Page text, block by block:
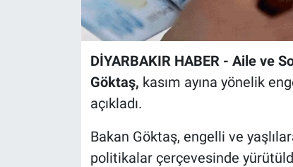
DİYARBAKIR HABER - Aile ve
Göktaş, kasım ayına yönelik
açıkladı.
Bakan Göktaş, engelli ve
politikalar çerçevesinde